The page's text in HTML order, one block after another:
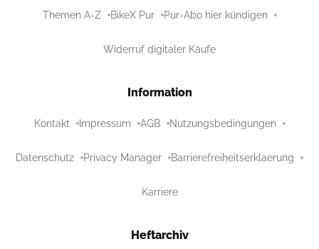
Themen A-Z BikeX Pur Pur-Abo hier kündigen
Widerruf digitaler Käufe
Information
Kontakt Impressum AGB Nutzungsbedingungen
Datenschutz Privacy Manager Barrierefreiheitserklaerung
Karriere
Heftarchiv